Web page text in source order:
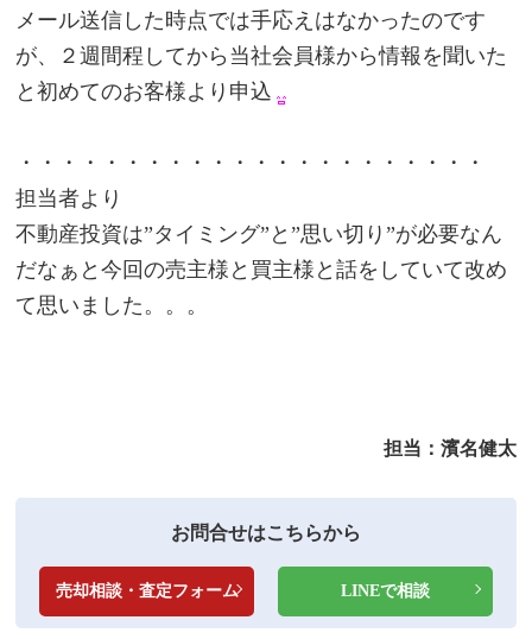
メール送信した時点では手応えはなかったのです
が、２週間程してから当社会員様から情報を聞いた
と初めてのお客様より申込
・・・・・・・・・・・・・・・・・・・・・・
担当者より
不動産投資は”タイミング”と”思い切り”が必要なん
だなぁと今回の売主様と買主様と話をしていて改め
て思いました。。。
担当：濱名健太
お問合せはこちらから
売却相談・査定フォーム LINEで相談